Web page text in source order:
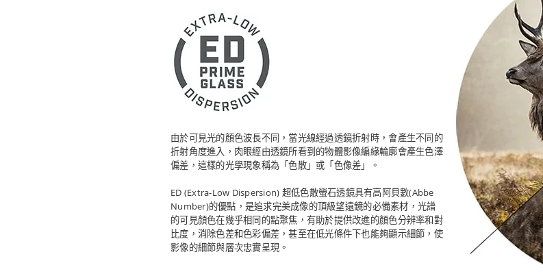
由於可見光的顏色波長不同，當光線經過透鏡折射時，會產生不同的
折射角度進入，肉眼經由透鏡所看到的物體影像編緣輪廓會產生色澤
偏差，這樣的光學現象稱為「色散」或「色像差」。
ED (Extra-Low Dispersion) 超低色散螢石透鏡具有高阿貝數(Abbe
Number)的優點，是追求完美成像的頂級望遠鏡的必備素材，光譜
的可見顏色在幾乎相同的點聚焦，有助於提供改進的顏色分辨率和對
比度，消除色差和色彩偏差，甚至在低光條件下也能夠顯示細節，使
影像的細節與層次忠實呈現。